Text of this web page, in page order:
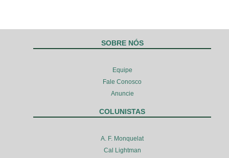
SOBRE NÓS
Equipe
Fale Conosco
Anuncie
COLUNISTAS
A. F. Monquelat
Cal Lightman